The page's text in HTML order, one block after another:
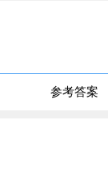
参考答案